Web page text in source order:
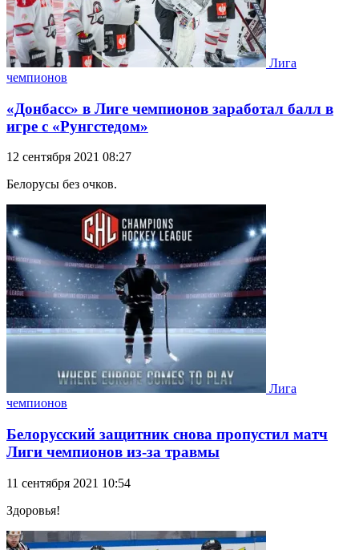
Лига
чемпионов
«Донбасс» в Лиге чемпионов заработал балл в
игре с «Рунгстедом»
12 сентября 2021 08:27
Белорусы без очков.
Лига
чемпионов
Белорусский защитник снова пропустил матч
Лиги чемпионов из-за травмы
11 сентября 2021 10:54
Здоровья!